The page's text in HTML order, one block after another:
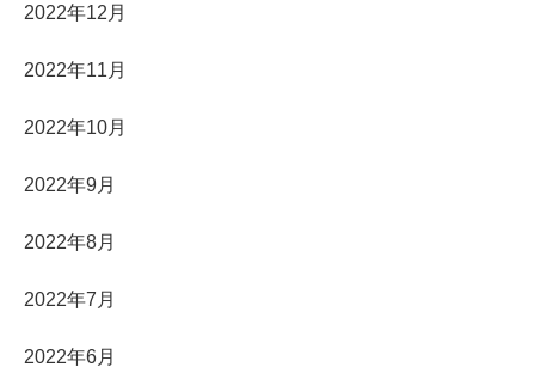
2022年12月
2022年11月
2022年10月
2022年9月
2022年8月
2022年7月
2022年6月